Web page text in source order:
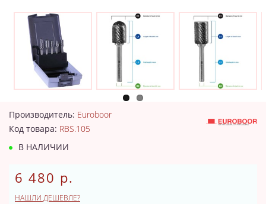
Производитель: Euroboor
Код товара: RBS.105
В НАЛИЧИИ
6 480 р.
НАШЛИ ДЕШЕВЛЕ?